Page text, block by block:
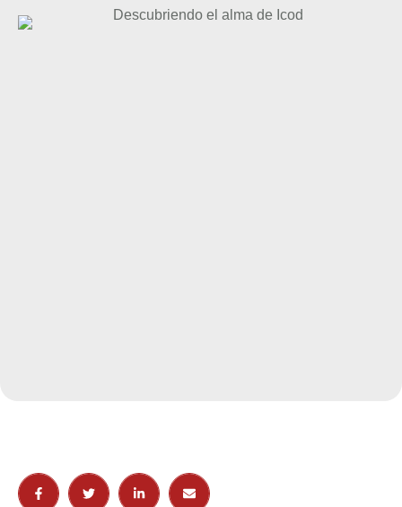
de los Vinos (Tenerife) al Parque del Drago, un lugar